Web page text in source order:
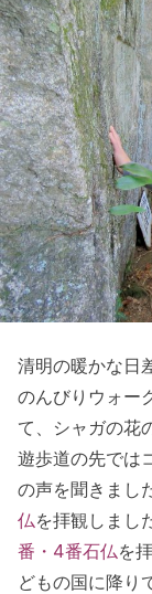
清明の暖かな日
のんびりウォー
て、シャガの花
遊歩道の先では
の声を聞きまし
仏を拝観しまし
番・4番石仏を
どもの国に降り